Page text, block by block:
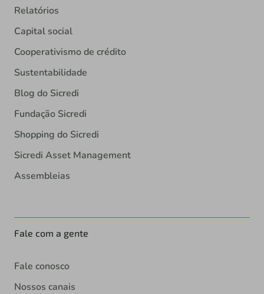
Relatórios
Capital social
Cooperativismo de crédito
Sustentabilidade
Blog do Sicredi
Fundação Sicredi
Shopping do Sicredi
Sicredi Asset Management
Assembleias
Fale com a gente
Fale conosco
Nossos canais